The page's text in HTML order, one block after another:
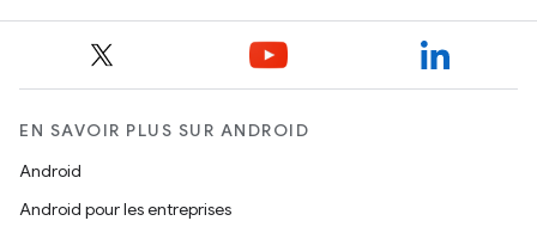
EN SAVOIR PLUS SUR ANDROID
Android
Android pour les entreprises